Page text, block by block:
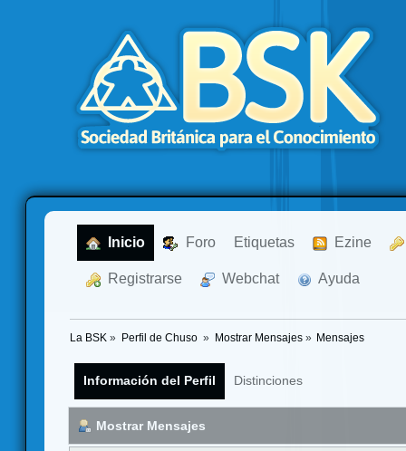
Inicio Foro Etiquetas Ezine
Registrarse Webchat Ayuda
La BSK » Perfil de Chuso » Mostrar Mensajes» Mensajes
Información del Perfil Distinciones
Mostrar Mensajes